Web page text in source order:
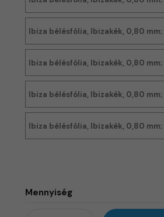
Ibiza bélésfólia, Ibizakék, 0,80 mm;
Ibiza bélésfólia, Ibizakék, 0,80 mm;
Ibiza bélésfólia, Ibizakék, 0,80 mm;
Ibiza bélésfólia, Ibizakék, 0,80 mm;
Mennyiség